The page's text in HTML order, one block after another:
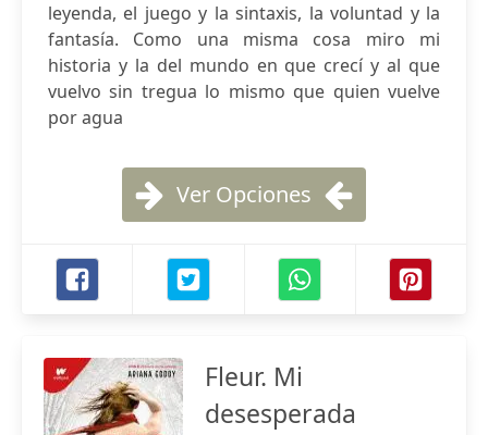
leyenda, el juego y la sintaxis, la voluntad y la
fantasía. Como una misma cosa miro mi
historia y la del mundo en que crecí y al que
vuelvo sin tregua lo mismo que quien vuelve
por agua
Ver Opciones
Fleur. Mi
desesperada